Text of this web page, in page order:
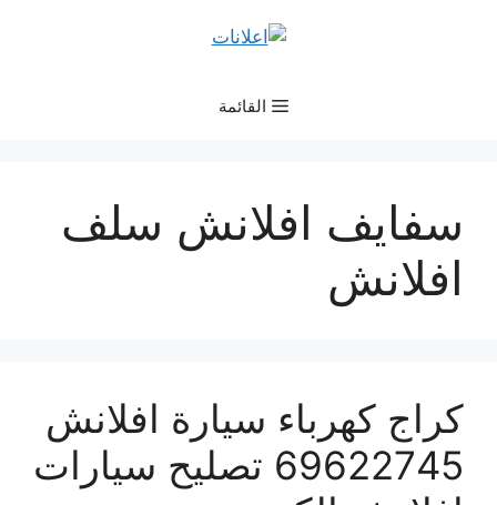
القائمة
سفايف افلانش سلف
افلانش
كراج كهرباء سيارة افلانش
69622745 تصليح سيارات